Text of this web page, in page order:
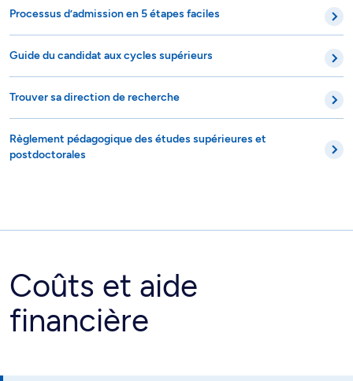
Processus d’admission en 5 étapes faciles
Guide du candidat aux cycles supérieurs
Trouver sa direction de recherche
Règlement pédagogique des études supérieures et
postdoctorales
Coûts et aide
financière